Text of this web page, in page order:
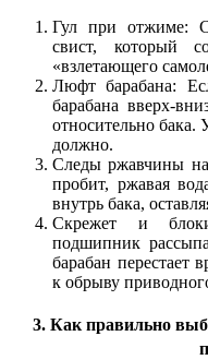
Гул при отжиме:
свист, который
«взлетающего
Люфт барабана:
барабана вверх-
относительно
должно.
Следы ржавчины на
пробит, ржавая
внутрь бака,
Скрежет и
подшипник
барабан перестает
к обрыву
3. Как правильно